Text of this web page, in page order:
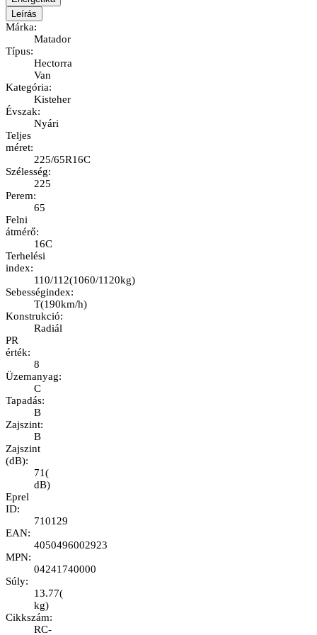
Leírás
Márka:
Matador
Típus:
Hectorra
Van
Kategória:
Kisteher
Évszak:
Nyári
Teljes
méret:
225/65R16C
Szélesség:
225
Perem:
65
Felni
átmérő:
16C
Terhelési
index:
110/112(1060/1120kg)
Sebességindex:
T(190km/h)
Konstrukció:
Radiál
PR
érték:
8
Üzemanyag:
C
Tapadás:
B
Zajszint:
B
Zajszint
(dB):
71(
dB)
Eprel
ID:
710129
EAN:
4050496002923
MPN:
04241740000
Súly:
13.77(
kg)
Cikkszám:
RC-